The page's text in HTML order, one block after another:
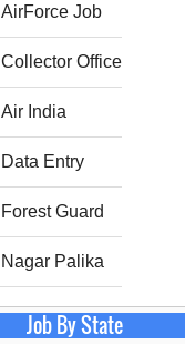
AirForce Job
Collector Office
Air India
Data Entry
Forest Guard
Nagar Palika
Job By State